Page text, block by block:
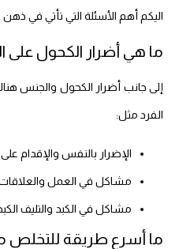
اليكم أهم الأسئلة التي تأتي في
ما هي أضرار الكحول على
إلى جانب أضرار الكحول والجنس
الفرد مثل:
الإضرار بالنفس والإقدام على
مشاكل في العمل والعلاقات
مشاكل في الكبد والتليف
ما أسرع طريقة للتخلص